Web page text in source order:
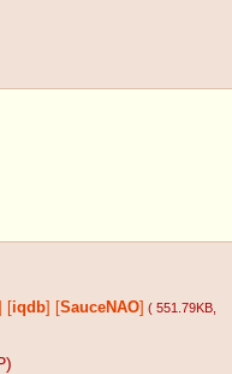
iqdb SauceNAO ( 551.79KB